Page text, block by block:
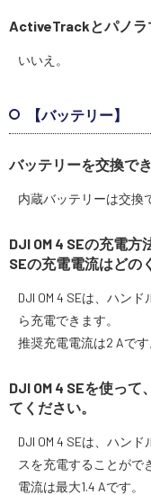
ActiveTrackとパノラ
いいえ。
【バッテリー】
バッテリーを交換で
内蔵バッテリーは交換
DJI OM 4 SEの充電
SEの充電電流はどの
DJI OM 4 SEは、ハン
ら充電できます。
推奨充電電流は2 Aです
DJI OM 4 SEを使っ
てください。
DJI OM 4 SEは、ハン
スを充電することがで
電流は最大1.4 Aです。